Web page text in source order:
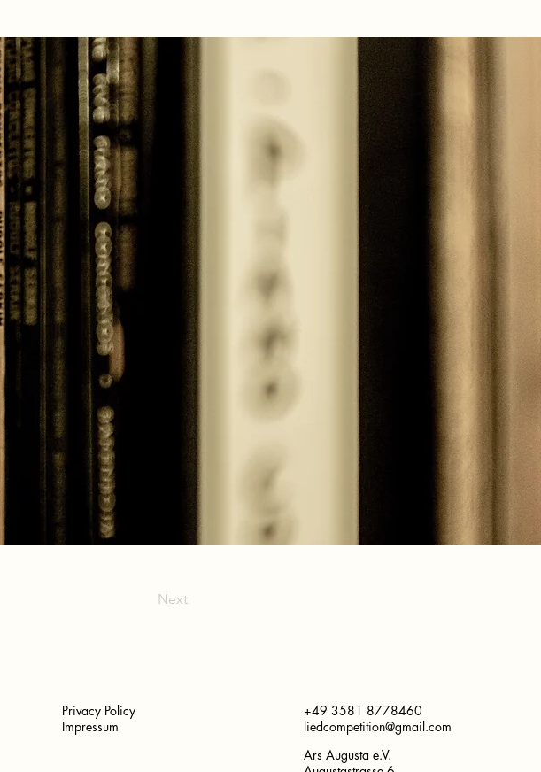
Next
Privacy Policy
Impressum
+49 3581 8778460
liedcompetition@gmail.com
Ars Augusta e.V.